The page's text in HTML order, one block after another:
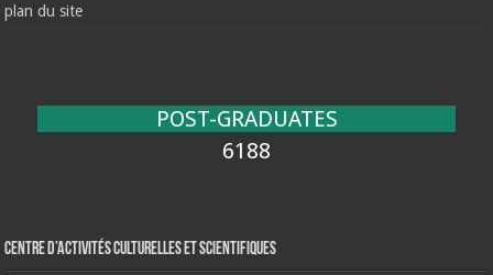
plan du site
POST-GRADUATES
6188
Centre d’activités culturelles et scientifiques